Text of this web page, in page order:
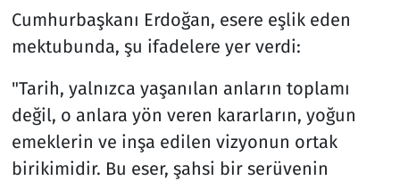
Cumhurbaşkanı Erdoğan, esere eşlik eden
mektubunda, şu ifadelere yer verdi:
"Tarih, yalnızca yaşanılan anların toplamı
değil, o anlara yön veren kararların, yoğun
emeklerin ve inşa edilen vizyonun ortak
birikimidir. Bu eser, şahsi bir serüvenin